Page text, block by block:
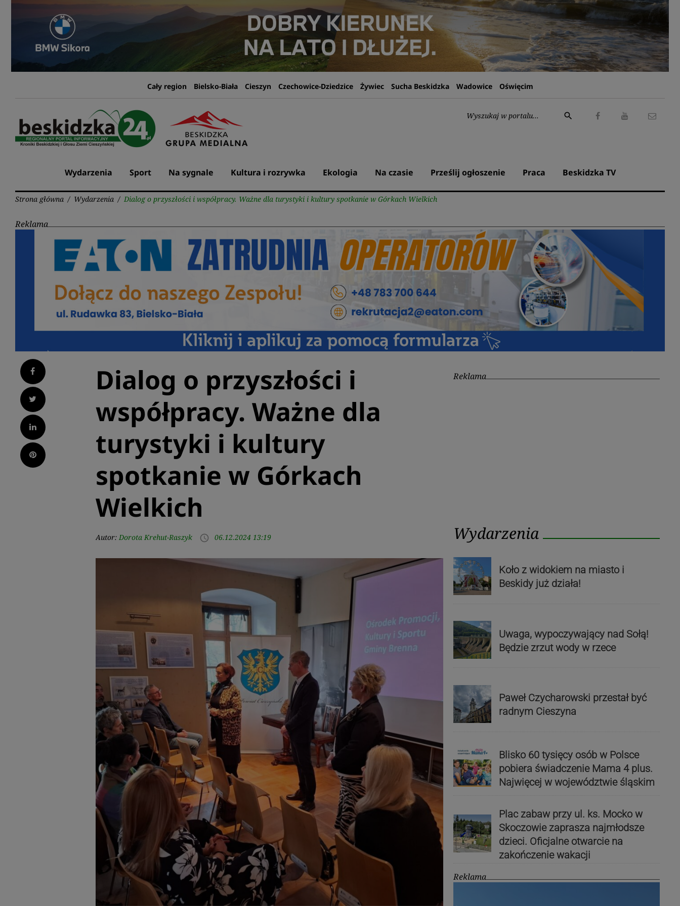
Przejdź
Cały region Bielsko-Biała Cieszyn Czechowice-Dziedzice Żywiec Sucha Beskidzka Wadowice Oświęcim
Wyszukaj:
search
Wydarzenia Sport Na sygnale Kultura i rozrywka Ekologia Na czasie Prześlij ogłoszenie Praca Beskidzka TV
Strona główna / Wydarzenia / Dialog o przyszłości i współpracy. Ważne dla turystyki i kultury spotkanie w Górkach Wielkich
Reklama
Facebook
Twitter
LinkedIn
Pinterest
Dialog o przyszłości i
współpracy. Ważne dla
turystyki i kultury
spotkanie w Górkach
Wielkich
Autor: Dorota Krehut-Raszyk access_time 06.12.2024 13:19
Reklama
Wydarzenia
Koło z widokiem na miasto i
Beskidy już działa!
Uwaga, wypoczywający nad Sołą!
Będzie zrzut wody w rzece
Paweł Czycharowski przestał być
radnym Cieszyna
Blisko 60 tysięcy osób w Polsce
pobiera świadczenie Mama 4 plus.
Najwięcej w województwie śląskim
Plac zabaw przy ul. ks. Mocko w
Skoczowie zaprasza najmłodsze
dzieci. Oficjalne otwarcie na
zakończenie wakacji
Reklama